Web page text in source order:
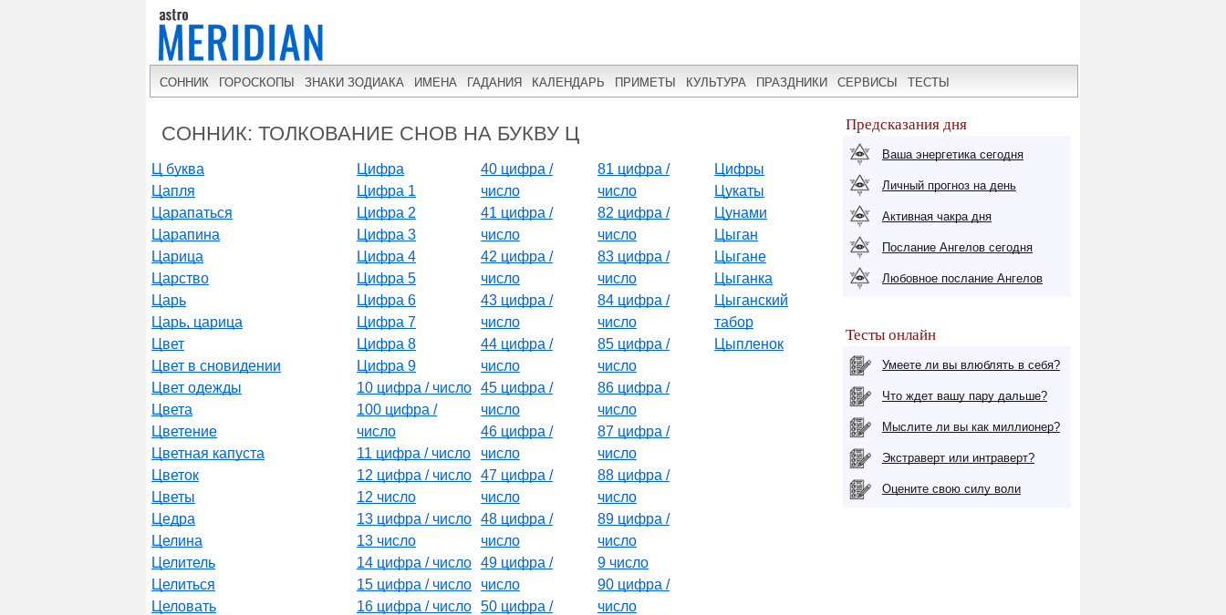
СОННИК ГОРОСКОПЫ ЗНАКИ ЗОДИАКА ИМЕНА ГАДАНИЯ КАЛЕНДАРЬ ПРИМЕТЫ КУЛЬТУРА ПРАЗДНИКИ СЕРВИСЫ ТЕСТЫ
СОННИК: ТОЛКОВАНИЕ СНОВ НА БУКВУ Ц
Ц буква
Цапля
Царапаться
Царапина
Царица
Царство
Царь
Царь, царица
Цвет
Цвет в сновидении
Цвет одежды
Цвета
Цветение
Цветная капуста
Цветок
Цветы
Цедра
Целина
Целитель
Целиться
Целовать
Цифра
Цифра 1
Цифра 2
Цифра 3
Цифра 4
Цифра 5
Цифра 6
Цифра 7
Цифра 8
Цифра 9
10 цифра / число
100 цифра /
число
11 цифра / число
12 цифра / число
12 число
13 цифра / число
13 число
14 цифра / число
15 цифра / число
16 цифра / число
40 цифра /
число
41 цифра /
число
42 цифра /
число
43 цифра /
число
44 цифра /
число
45 цифра /
число
46 цифра /
число
47 цифра /
число
48 цифра /
число
49 цифра /
число
50 цифра /
81 цифра /
число
82 цифра /
число
83 цифра /
число
84 цифра /
число
85 цифра /
число
86 цифра /
число
87 цифра /
число
88 цифра /
число
89 цифра /
число
9 число
90 цифра /
число
Цифры
Цукаты
Цунами
Цыган
Цыгане
Цыганка
Цыганский
табор
Цыпленок
Предсказания дня
Ваша энергетика сегодня
Личный прогноз на день
Активная чакра дня
Послание Ангелов сегодня
Любовное послание Ангелов
Тесты онлайн
Умеете ли вы влюблять в себя?
Что ждет вашу пару дальше?
Мыслите ли вы как миллионер?
Экстраверт или интраверт?
Оцените свою силу воли